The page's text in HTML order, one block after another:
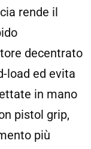
rende il
decentrato
load ed evita
in mano
pistol grip,
più